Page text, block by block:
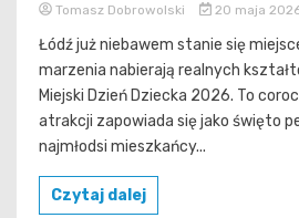
Tomasz Dobrowolski 20 maja
Łódź już niebawem stanie się
marzenia nabierają realnych
Miejski Dzień Dziecka 2026. To
atrakcji zapowiada się jako święto
najmłodsi mieszkańcy...
Czytaj dalej